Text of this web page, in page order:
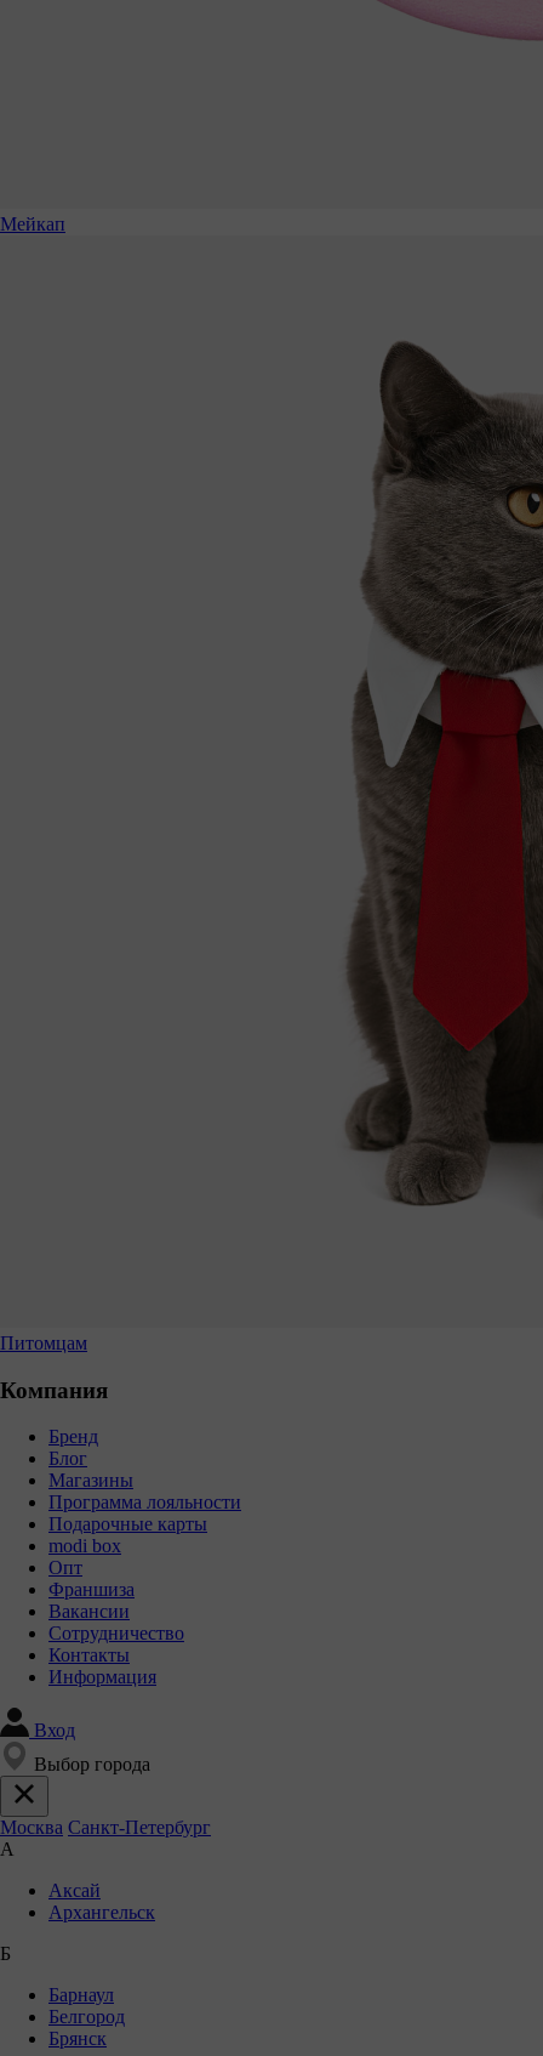
Мейкап
Питомцам
Компания
Бренд
Блог
Магазины
Программа лояльности
Подарочные карты
modi box
Опт
Франшиза
Вакансии
Сотрудничество
Контакты
Информация
Вход
Выбор города
Москва Санкт-Петербург
А
Аксай
Архангельск
Б
Барнаул
Белгород
Брянск